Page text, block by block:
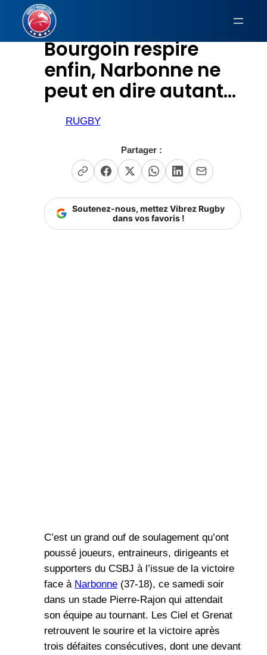
Aller
contenu Bourgoin respire
enfin, Narbonne ne
peut en dire autant…
RUGBY
Partager :
Soutenez-nous, mettez Vibrez Rugby
dans vos favoris !
C’est un grand ouf de soulagement qu’ont
poussé joueurs, entraineurs, dirigeants et
supporters du CSBJ à l’issue de la victoire
face à Narbonne(37-18), ce samedi soir
dans un stade Pierre-Rajon qui attendait
son équipe au tournant. Les Ciel et Grenat
retrouvent le sourire et la victoire après
trois défaites consécutives, dont une devant